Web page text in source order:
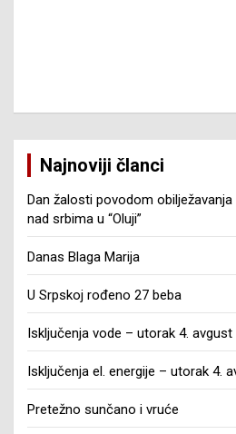
Najnoviji članci
Dan žalosti povodom
nad srbima u “Oluji”
Danas Blaga Marija
U Srpskoj rođeno 27 beba
Isključenja vode – utorak 4. avgust
Isključenja el. energije – utorak 4.
Pretežno sunčano i vruće